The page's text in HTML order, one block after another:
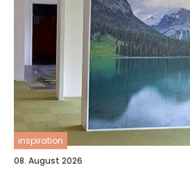
inspiration
08. August 2026